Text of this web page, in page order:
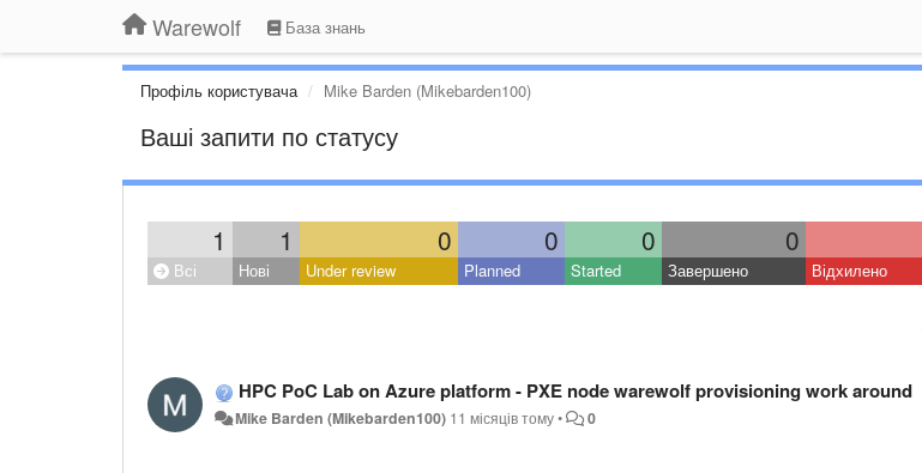
Warewolf База знань
Профіль користувача Mike Barden (Mikebarden100)
Ваші запити по статусу
1 1 0 0 0 0
Всі Нові Under review Planned Started Завершено Відхилено
HPC PoC Lab on Azure platform - PXE node warewolf provisioning work around
Mike Barden (Mikebarden100) 11 місяців тому• 0